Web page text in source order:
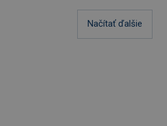
Načítať ďalšie